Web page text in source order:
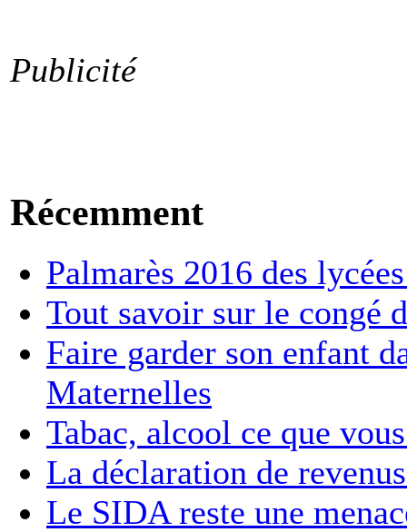
Publicité
Récemment
Palmarès 2016 des
Tout savoir sur le congé
Faire garder son enfant
Maternelles
Tabac, alcool ce que
La déclaration de
Le SIDA reste une